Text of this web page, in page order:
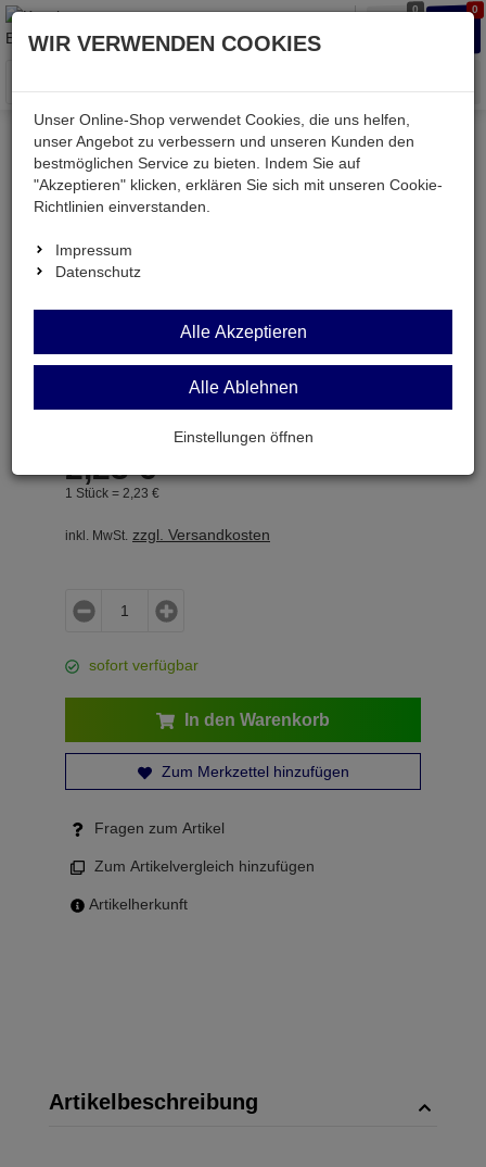
0 0
Menü
Weiter einkaufen Kessler electronic
Bauteile aktiv
M54545L
M54545L
Japan-IC
2,23 €
1 Stück = 2, 23 €
inkl. MwSt. zzgl. Versandkosten
sofort verfügbar
In den Warenkorb
Zum Merkzettel hinzufügen
Fragen zum Artikel
Zum Artikelvergleich hinzufügen
Artikelherkunft
Artikelbeschreibung
WIR VERWENDEN COOKIES
Unser Online-Shop verwendet Cookies, die uns helfen,
unser Angebot zu verbessern und unseren Kunden den
bestmöglichen Service zu bieten. Indem Sie auf
"Akzeptieren" klicken, erklären Sie sich mit unseren Cookie-
Richtlinien einverstanden.
Impressum
Datenschutz
Alle Akzeptieren
Alle Ablehnen
Einstellungen öffnen